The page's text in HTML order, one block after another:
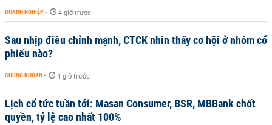
DOANH NGHIỆP - 4 giờ trước
Sau nhịp điều chỉnh mạnh, CTCK nhìn thấy cơ hội ở nhóm cổ
phiếu nào?
CHỨNG KHOÁN - 4 giờ trước
Lịch cổ tức tuần tới: Masan Consumer, BSR, MBBank chốt
quyền, tỷ lệ cao nhất 100%